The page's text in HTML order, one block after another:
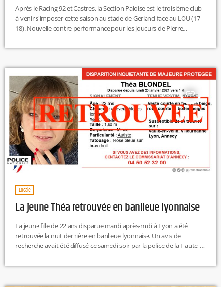
Après le Racing 92 et Castres, la Section Paloise est le troisième club
à venir s'imposer cette saison au stade de Gerland face au LOU (17-
18). Nouvelle contre-performance pour les joueurs de Pierre
les Palois ont profité des nombreuses fautes de la défense
essais marqués de Toby Arnold (18') et […]
insert_link
Locale
La jeune Théa retrouvée en banlieue lyonnaise
La jeune fille de 22 ans disparue mardi après-midi à Lyon a été
retrouvée la nuit dernière en banlieue lyonnaise. Un avis de
recherche avait été diffusé ce samedi soir par la police de la Haute-
aperçue pour la dernière fois mardi à la gare de Lyon Part-Dieu.
d'une forme […]